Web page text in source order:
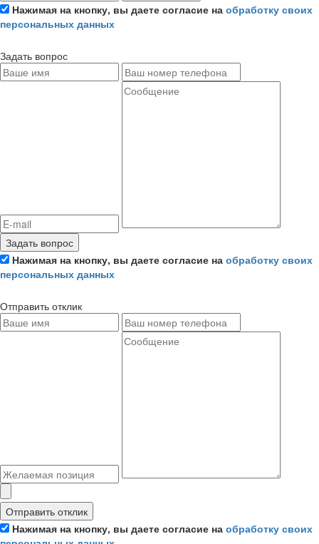
Нажимая на кнопку, вы даете согласие на обработку своих
персональных данных
Задать вопрос
Задать вопрос
Нажимая на кнопку, вы даете согласие на обработку своих
персональных данных
Отправить отклик
Отправить отклик
Нажимая на кнопку, вы даете согласие на обработку своих